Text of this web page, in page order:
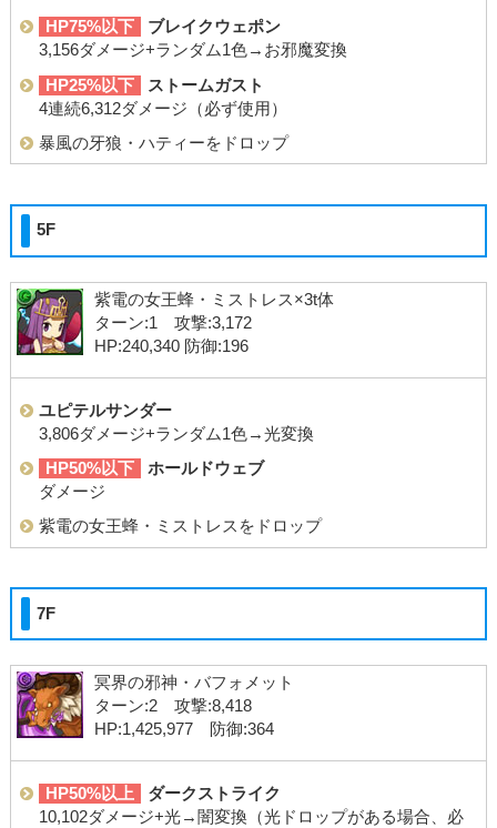
HP75%以下
ブレイクウェポン
3,156ダメージ+ランダム1色→お邪魔変換
HP25%以下
ストームガスト
4連続6,312ダメージ（必ず使用）
暴風の牙狼・ハティーをドロップ
5F
紫電の女王蜂・ミストレス×3t体
ターン:1 攻撃:3,172
HP:240,340 防御:196
ユピテルサンダー
3,806ダメージ+ランダム1色→光変換
HP50%以下
ホールドウェブ
ダメージ
紫電の女王蜂・ミストレスをドロップ
7F
冥界の邪神・バフォメット
ターン:2 攻撃:8,418
HP:1,425,977 防御:364
HP50%以上
ダークストライク
10,102ダメージ+光→闇変換（光ドロップがある場合、必